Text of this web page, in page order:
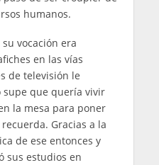
humanos.
vocación era
en las vías
de televisión le
supe que quería vivir
la mesa para poner
Gracias a la
de ese entonces y
sus estudios en